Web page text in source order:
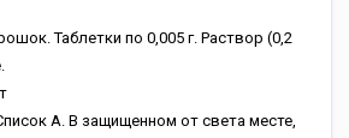
Таблетки по 0,005 г. Раствор (0,2
А. В защищенном от света месте,